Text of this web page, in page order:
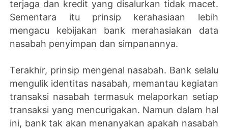
terjaga dan kredit yang disalurkan tidak macet.
Sementara itu prinsip kerahasiaan lebih
mengacu kebijakan bank merahasiakan data
nasabah penyimpan dan simpanannya.
Terakhir, prinsip mengenal nasabah. Bank selalu
mengulik identitas nasabah, memantau kegiatan
transaksi nasabah termasuk melaporkan setiap
transaksi yang mencurigakan. Namun dalam hal
ini, bank tak akan menanyakan apakah nasabah